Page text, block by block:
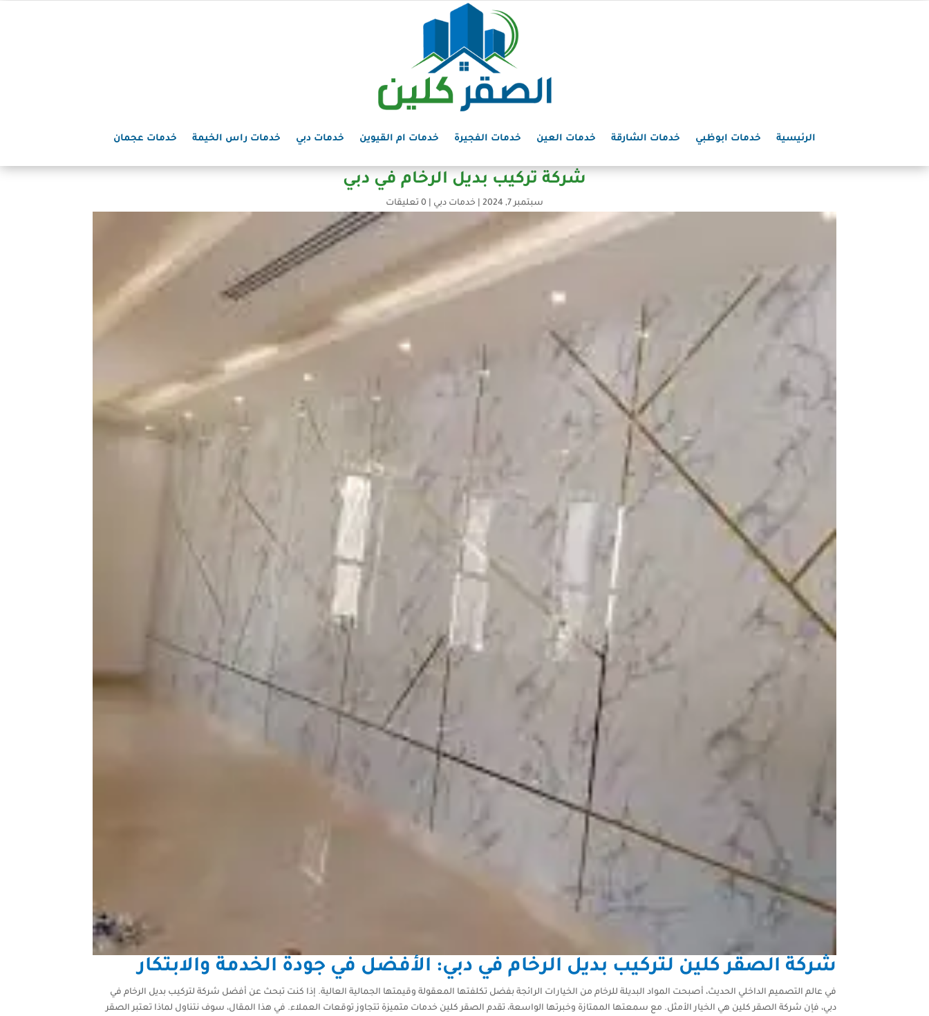
الرئيسية خدمات ابوظبي خدمات الشارقة خدمات العين خدمات الفجيرة خدمات ام القيوين خدمات دبي خدمات راس الخيمة خدمات عجمان
شركة تركيب بديل الرخام في دبي
سبتمبر 7, 2024 خدمات دبي 0 تعليقات
شركة الصقر كلين لتركيب بديل الرخام في دبي: الأفضل في جودة الخدمة والابتكار
في عالم التصميم الداخلي الحديث، أصبحت المواد البديلة للرخام من الخيارات الرائجة بفضل تكلفتها المعقولة وقيمتها الجمالية العالية. إذا كنت تبحث عن أفضل شركة لتركيب بديل الرخام في
دبي، فإن شركة الصقر كلين هي الخيار الأمثل. مع سمعتها الممتازة وخبرتها الواسعة، تقدم الصقر كلين خدمات متميزة تتجاوز توقعات العملاء. في هذا المقال، سوف نتناول لماذا تعتبر الصقر